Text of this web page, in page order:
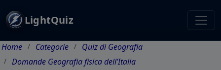
LightQuiz
Home Categorie
Quiz di Geografia
Domande Geografia fisica dell’Italia